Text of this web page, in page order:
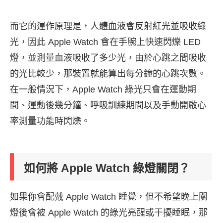
而它的運作原理是，人體血液會反射紅光並吸收綠
光，因此 Apple Watch 會在手腕上快速閃爍 LED
燈，並測量血液吸收了多少光，由於心跳之間吸收
的光比較少，那裝置就能算出每分鐘的心跳次數。
在一般情況下，Apple Watch 綠光只會在運動期
間、運動後幾分鐘、呼吸訓練期間以及手動開啟心
率測量功能時閃爍。
如何將 Apple Watch 綠燈關閉？
如果你會配戴 Apple Watch 睡覺，但不希望晚上關
燈後會被 Apple Watch 的綠光亮醒或干擾睡眠，那